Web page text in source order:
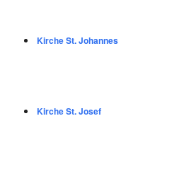
Kirche St. Johannes
Kirche St. Josef